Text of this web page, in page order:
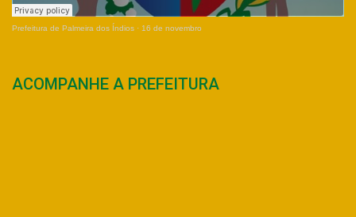
Prefeitura de Palmeira dos Índios · 16 de novembro
ACOMPANHE A PREFEITURA